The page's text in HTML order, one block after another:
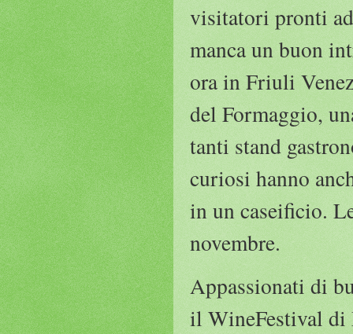
visitatori pronti
manca un buon
ora in Friuli
del Formaggio,
tanti stand
curiosi hanno
in un caseificio.
novembre.
Appassionati di
il WineFestival di